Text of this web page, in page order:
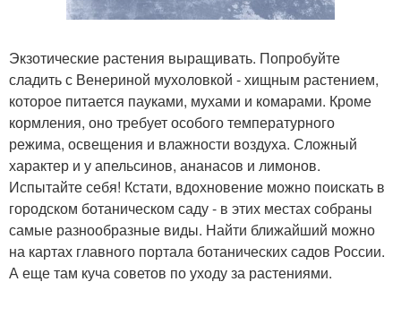
Экзотические растения выращивать. Попробуйте
сладить с Венериной мухоловкой - хищным растением,
которое питается пауками, мухами и комарами. Кроме
кормления, оно требует особого температурного
режима, освещения и влажности воздуха. Сложный
характер и у апельсинов, ананасов и лимонов.
Испытайте себя! Кстати, вдохновение можно поискать в
городском ботаническом саду - в этих местах собраны
самые разнообразные виды. Найти ближайший можно
на картах главного портала ботанических садов России.
А еще там куча советов по уходу за растениями.